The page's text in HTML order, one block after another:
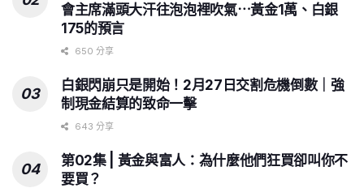
會主席滿頭大汗往泡泡裡吹氣⋯黃金1萬、白銀
175的預言
650 分享
白銀閃崩只是開始！2月27日交割危機倒數｜強
制現金結算的致命一擊
643 分享
第02集 | 黃金與富人：為什麼他們狂買卻叫你不
要買？